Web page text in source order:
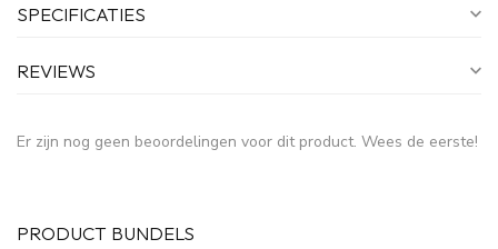
SPECIFICATIES
REVIEWS
Er zijn nog geen beoordelingen voor dit product. Wees de eerste!
PRODUCT BUNDELS